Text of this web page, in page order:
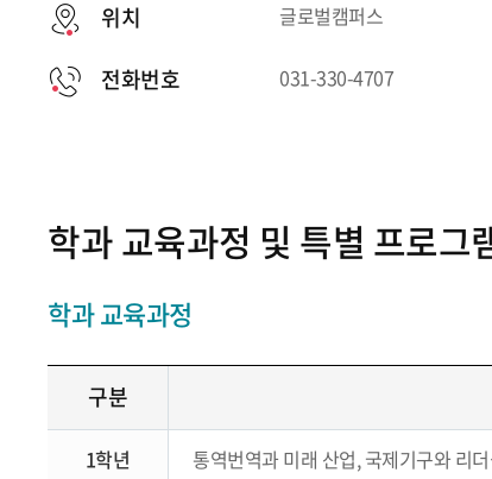
위치 글로벌캠퍼스
전화번호 031-330-4707
학과 교육과정 및 특별 프로그
학과 교육과정
구분
1학년 통역번역과 미래 산업, 국제기구와 리